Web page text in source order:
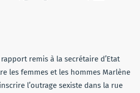
remis à la secrétaire d’Etat
les femmes et les hommes Marlène
l’outrage sexiste dans la rue